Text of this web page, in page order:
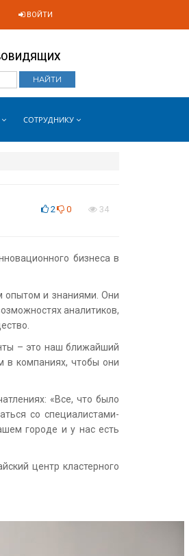
ВОЙТИ
СОТРУДНИКУ
2 0 34
бизнеса в
опытом и знаниями. Они
аналитиков,
– это наш ближайший
в компаниях, чтобы они
«Все, что было
со специалистами-
городе и у нас есть
центр кластерного